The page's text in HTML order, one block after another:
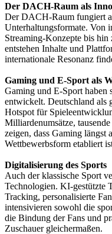
Der DACH-Raum als
Der DACH-Raum fungiert
Unterhaltungsformate. Von
Streaming-Konzepte bis hin
entstehen Inhalte und
internationale Resonanz
Gaming und E-Sport als
Gaming und E-Sport haben
entwickelt. Deutschland als
Hotspot für
Milliardenumsätze,
zeigen, dass Gaming längst
Wettbewerbsform etabliert
Digitalisierung des Sports
Auch der klassische Sport
Technologien. KI-gestützte
Tracking, personalisierte
intensivieren sowohl die
die Bindung der Fans und
Zuschauer gleichermaßen.